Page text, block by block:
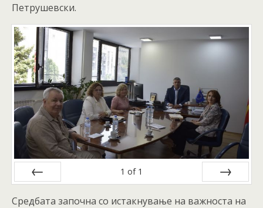
Петрушевски.
1 of 1
Средбата започна со истакнување на важноста на